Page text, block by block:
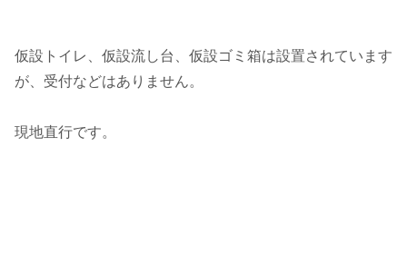
仮設トイレ、仮設流し台、仮設ゴミ箱は設置されています
が、受付などはありません。
現地直行です。